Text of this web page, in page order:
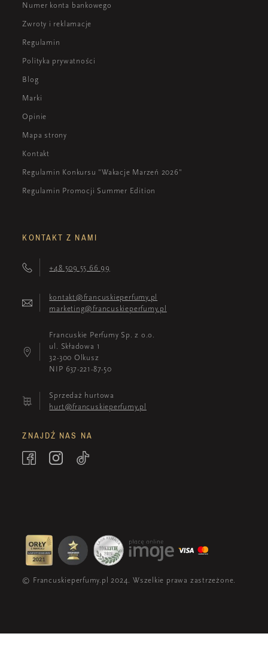
Numer konta bankowego
Zwroty i reklamacje
Regulamin
Polityka prywatności
Blog
Marki
Opinie
Mapa strony
Kontakt
Regulamin Konkursu "Wakacje Marzeń 2026"
Regulamin Promocji Summer Edition
KONTAKT Z NAMI
+48 509 55 66 99
kontakt@francuskieperfumy.pl
marketing@francuskieperfumy.pl
Francuskie Perfumy Sp. z o.o.
ul. Składowa 1
32-300 Olkusz
NIP 637-221-87-50
Sprzedaż hurtowa
hurt@francuskieperfumy.pl
ZNAJDŹ NAS NA
© Francuskieperfumy.pl 2024. Wszelkie prawa zastrzeżone.